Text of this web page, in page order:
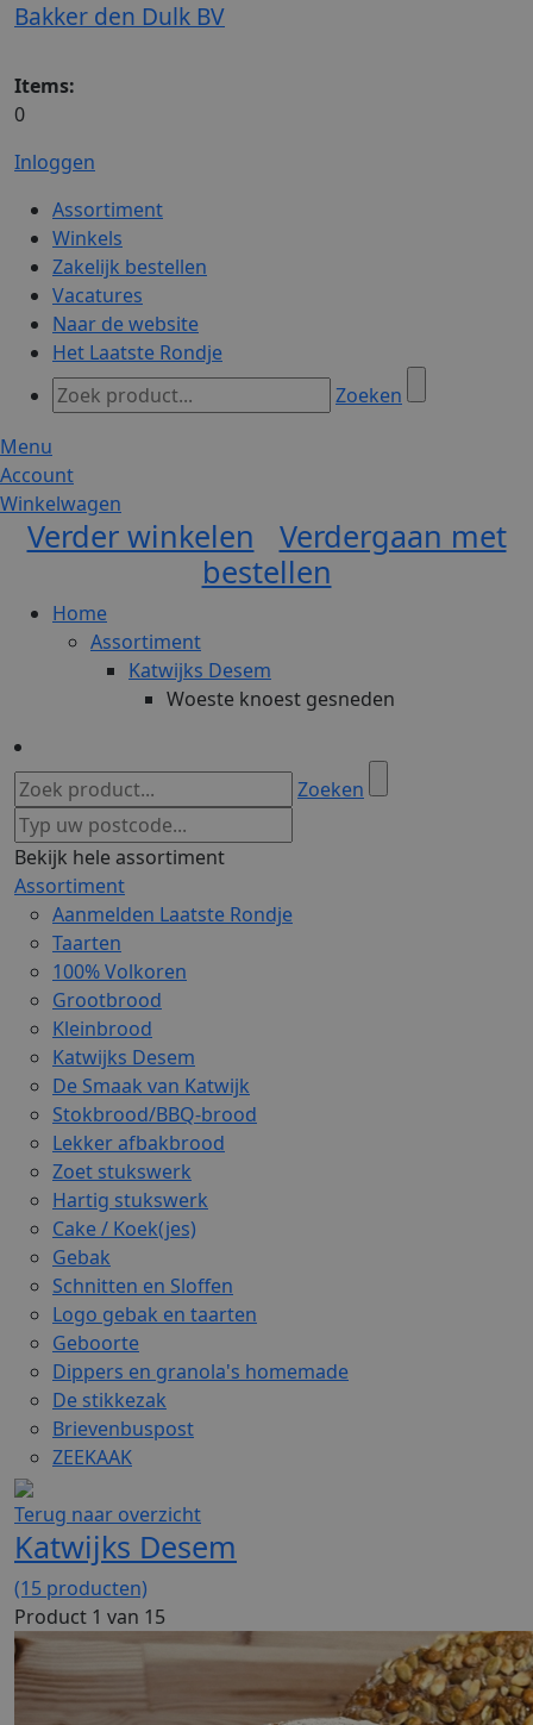
Bakker den Dulk BV
Items:
0
Inloggen
Assortiment
Winkels
Zakelijk bestellen
Vacatures
Naar de website
Het Laatste Rondje
Zoeken
Menu
Account
Winkelwagen
Verder winkelen
Verdergaan met
bestellen
Home
Assortiment
Katwijks Desem
Woeste knoest gesneden
Zoeken
Bekijk hele assortiment
Assortiment
Aanmelden Laatste Rondje
Taarten
100% Volkoren
Grootbrood
Kleinbrood
Katwijks Desem
De Smaak van Katwijk
Stokbrood/BBQ-brood
Lekker afbakbrood
Zoet stukswerk
Hartig stukswerk
Cake / Koek(jes)
Gebak
Schnitten en Sloffen
Logo gebak en taarten
Geboorte
Dippers en granola's homemade
De stikkezak
Brievenbuspost
ZEEKAAK
Terug naar overzicht
Katwijks Desem
(15 producten)
Product 1 van 15